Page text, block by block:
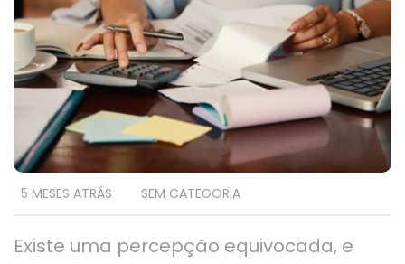
5 MESES ATRÁS SEM CATEGORIA
Existe uma percepção equivocada, e